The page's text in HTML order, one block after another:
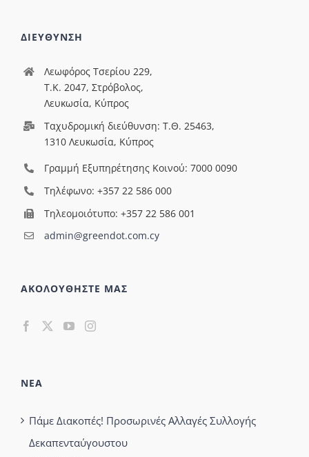
ΔΙΕΥΘΥΝΣΗ
Λεωφόρος Τσερίου 229,
T.Κ. 2047, Στρόβολος,
Λευκωσία, Κύπρος
Ταχυδρομική διεύθυνση: Τ.Θ. 25463,
1310 Λευκωσία, Κύπρος
Γραμμή Εξυπηρέτησης Κοινού: 7000 0090
Τηλέφωνο: +357 22 586 000
Τηλεομοιότυπο: +357 22 586 001
admin@greendot.com.cy
ΑΚΟΛΟΥΘΗΣΤΕ ΜΑΣ
ΝΕΑ
Πάμε Διακοπές! Προσωρινές Αλλαγές Συλλογής
Δεκαπενταύγουστου